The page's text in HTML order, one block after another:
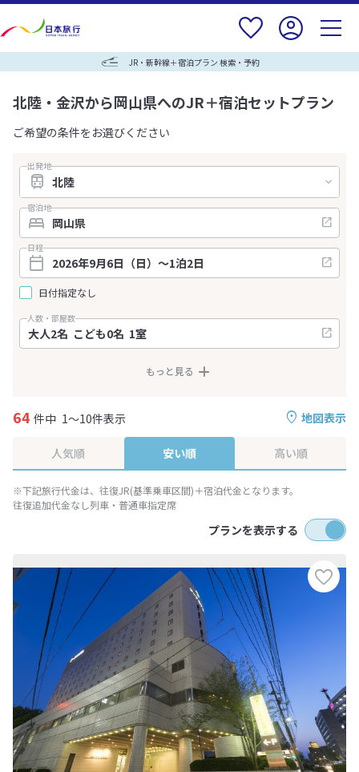
JR・新幹線＋宿泊プラン 検索・予約
北陸・金沢から岡山県へのJR＋宿泊セットプラン
ご希望の条件をお選びください
出発地
宿泊地
日程
日付指定なし
人数・部屋数
もっと見る
地図表示
64 件中 1～10件表示
人気順 安い順 高い順
※下記旅行代金は、往復JR(基準乗車区間)＋宿泊代金となります。
往復追加代金なし列車・普通車指定席
プランを表示する